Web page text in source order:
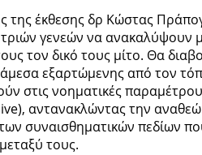
της έκθεσης δρ Κώστας
τριών γενεών να ανακαλύψουν
τον δικό τους μίτο. Θα
εξαρτώμενης από τον
στις νοηματικές
αντανακλώντας την
συναισθηματικών πεδίων
τους.